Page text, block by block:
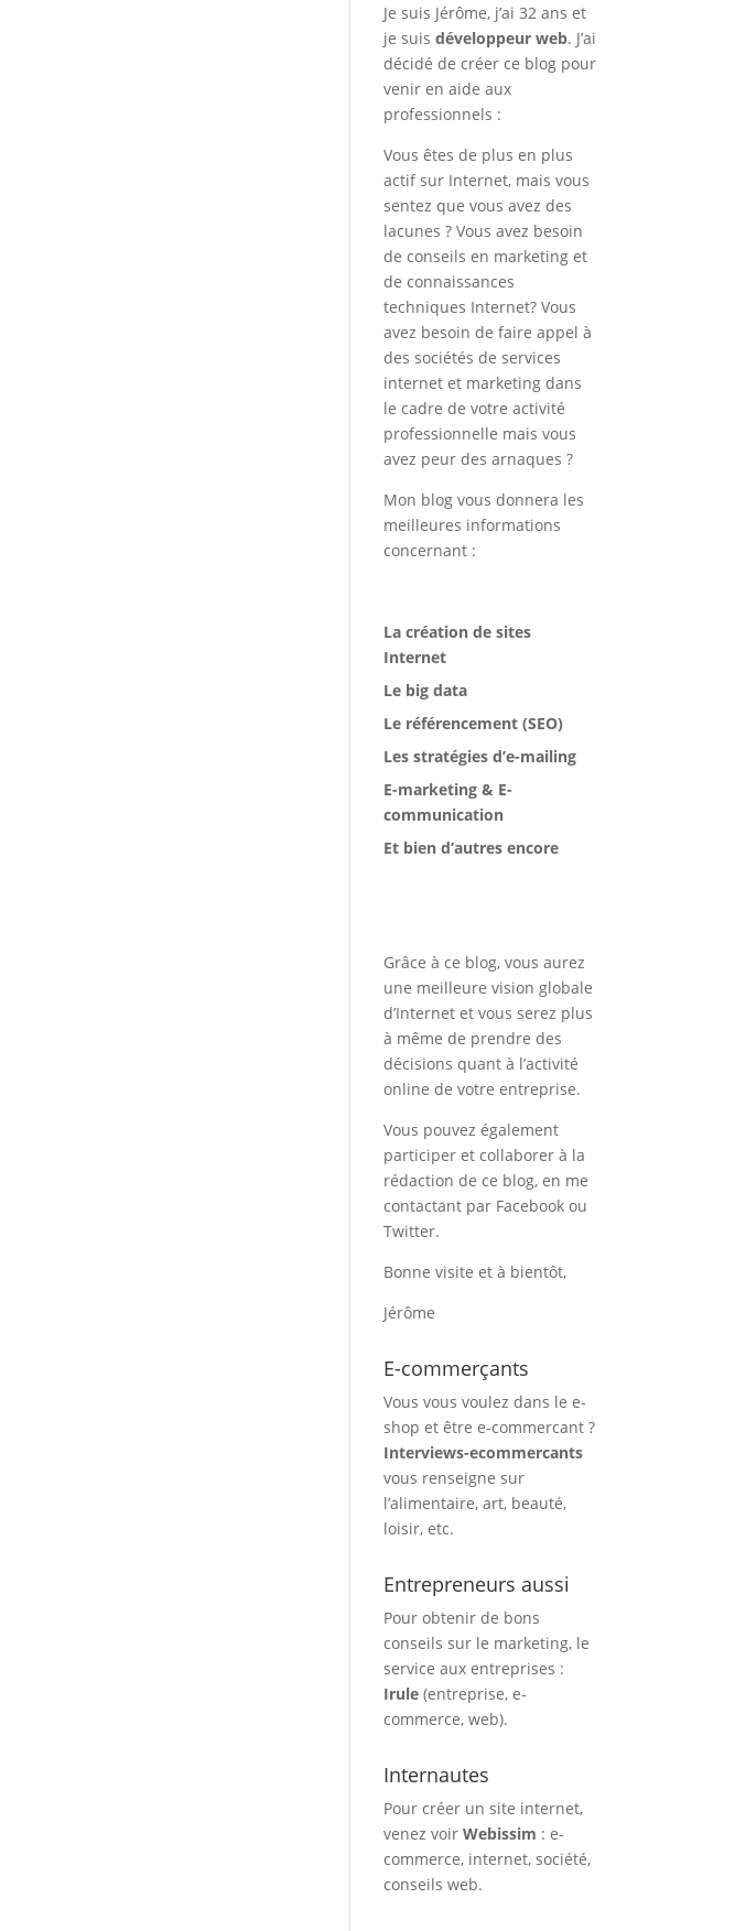
Je suis Jérôme, j’ai 32 ans et
je suisdéveloppeur web. J’ai
décidé de créer ce blog pour
venir en aide aux
professionnels :
Vous êtes de plus en plus
actif sur Internet, mais vous
sentez que vous avez des
lacunes ? Vous avez besoin
de conseils en marketing et
de connaissances
techniques Internet? Vous
avez besoin de faire appel à
des sociétés de services
internet et marketing dans
le cadre de votre activité
professionnelle mais vous
avez peur des arnaques ?
Mon blog vous donnera les
meilleures informations
concernant :
La création de sites
Internet
Le big data
Le référencement (SEO)
Les stratégies d’e-mailing
E-marketing & E-
communication
Et bien d’autres encore
Grâce à ce blog, vous aurez
une meilleure vision globale
d’Internet et vous serez plus
à même de prendre des
décisions quant à l’activité
online de votre entreprise.
Vous pouvez également
participer et collaborer à la
rédaction de ce blog, en me
contactant par Facebook ou
Twitter.
Bonne visite et à bientôt,
Jérôme
E-commerçants
Vous vous voulez dans le e-
shop et être e-commercant ?
Interviews-ecommercants
vous renseigne sur
l’alimentaire, art, beauté,
loisir, etc.
Entrepreneurs aussi
Pour obtenir de bons
conseils sur le marketing, le
service aux entreprises :
Irule (entreprise, e-
commerce, web).
Internautes
Pour créer un site internet,
venez voirWebissim : e-
commerce, internet, société,
conseils web.